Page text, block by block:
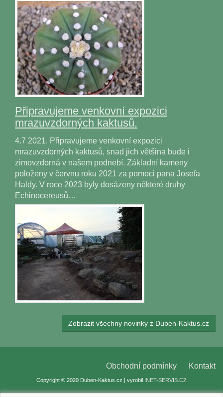
Připravujeme venkovní expozici
mrazuvzdorných kaktusů.
4.7 2021. Připravujeme venkovní expozici
mrazuvzdorných kaktusů, snad jich většina bude i
zimovzdorná v našem podnebí. Základní kameny
položeny v červnu roku 2021 za pomoci pana Josefa
Haldy. V roce 2023 byly dosázeny některé druhy
Echinocereusů…
Zobrazit všechny novinky z Duben-Kaktus.cz
Obchodní podmínky Kontakt
Copyright © 2020 Duben-Kaktus.cz | vyrobil INET-SERVIS.CZ